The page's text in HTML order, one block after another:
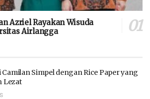
Azriel Rayakan Wisuda
Airlangga
Camilan Simpel dengan Rice Paper yang
Lezat